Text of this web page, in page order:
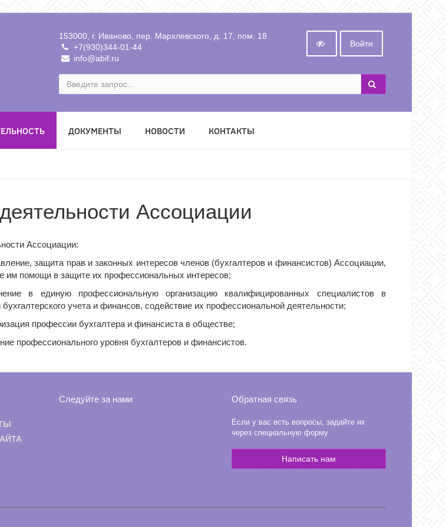
153000, г. Иваново, пер. Мархлевского, д. 17, пом. 18
+7(930)344-01-44
info@abif.ru
Войти
ДОКУМЕНТЫ НОВОСТИ КОНТАКТЫ
Ассоциации
Ассоциации:
защита прав и законных интересов членов (бухгалтеров и финансистов) Ассоциации,
им помощи в защите их профессиональных интересов;
в единую профессиональную организацию квалифицированных специалистов в
бухгалтерского учета и финансов, содействие их профессиональной деятельности;
профессии бухгалтера и финансиста в обществе;
профессионального уровня бухгалтеров и финансистов.
Следуйте за нами Обратная связь
Если у вас есть вопросы, задайте их
через специальную форму
Написать нам